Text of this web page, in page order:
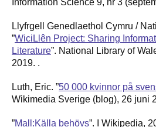
Llyfrgell Genedlaethol Cymru /
”WiciLlên Project: Sharing
Literature”. National Library of
2019. .
Luth, Eric. ”50 000 kvinnor på
Wikimedia Sverige (blog), 26 juni
”Mall:Källa behövs”. I Wikipedia,